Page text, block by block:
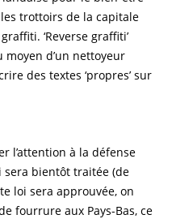
trottoirs de la capitale
‘Reverse graffiti’
d’un nettoyeur
des textes ‘propres’ sur
l’attention à la défense
sera bientôt traitée (de
loi sera approuvée, on
fourrure aux Pays-Bas, ce